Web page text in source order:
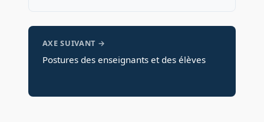
AXE SUIVANT →
Postures des enseignants et des élèves